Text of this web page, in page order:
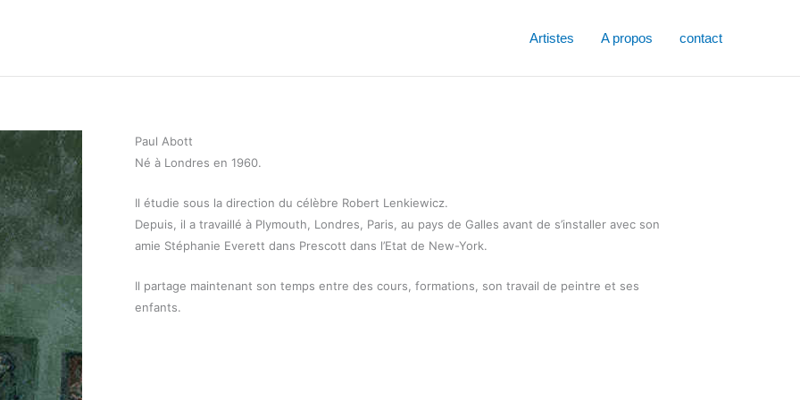
Artistes A propos contact
Paul Abott
Né à Londres en 1960.
Il étudie sous la direction du célèbre Robert Lenkiewicz.
Depuis, il a travaillé à Plymouth, Londres, Paris, au pays de Galles avant de s’installer avec son
amie Stéphanie Everett dans Prescott dans l’Etat de New-York.
Il partage maintenant son temps entre des cours, formations, son travail de peintre et ses
enfants.